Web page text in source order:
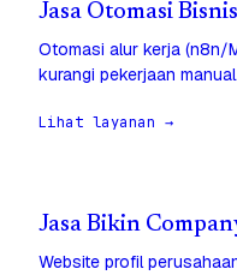
Jasa Otomasi
Otomasi alur kerja (n8n/
kurangi pekerjaan manual.
Lihat layanan →
Jasa Bikin
Website profil